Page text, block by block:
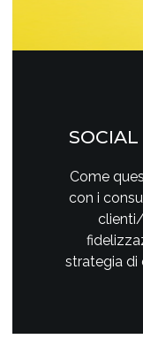
Come
con i
strategia di